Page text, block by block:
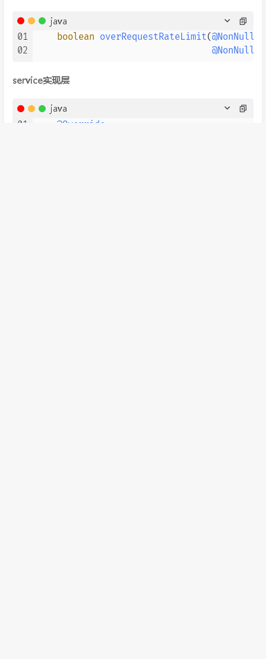
java
01
02
boolean overRequestRateLimit(@NonNull
@NonNull
service实现层
java
01
@Override